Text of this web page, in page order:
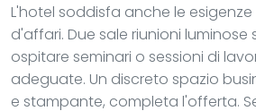
L'hotel soddisfa anche le
d'affari. Due sale riunioni
ospitare seminari o sessioni di
adeguate. Un discreto spazio
e stampante, completa l'offerta.